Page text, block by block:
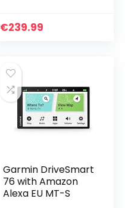
€239.99
Garmin DriveSmart
76 with Amazon
Alexa EU MT-S